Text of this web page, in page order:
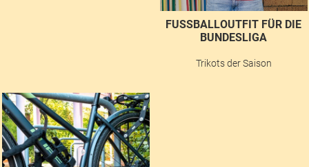
FUSSBALLOUTFIT FÜR DIE B
UNDESLIGA
Trikots der Saison